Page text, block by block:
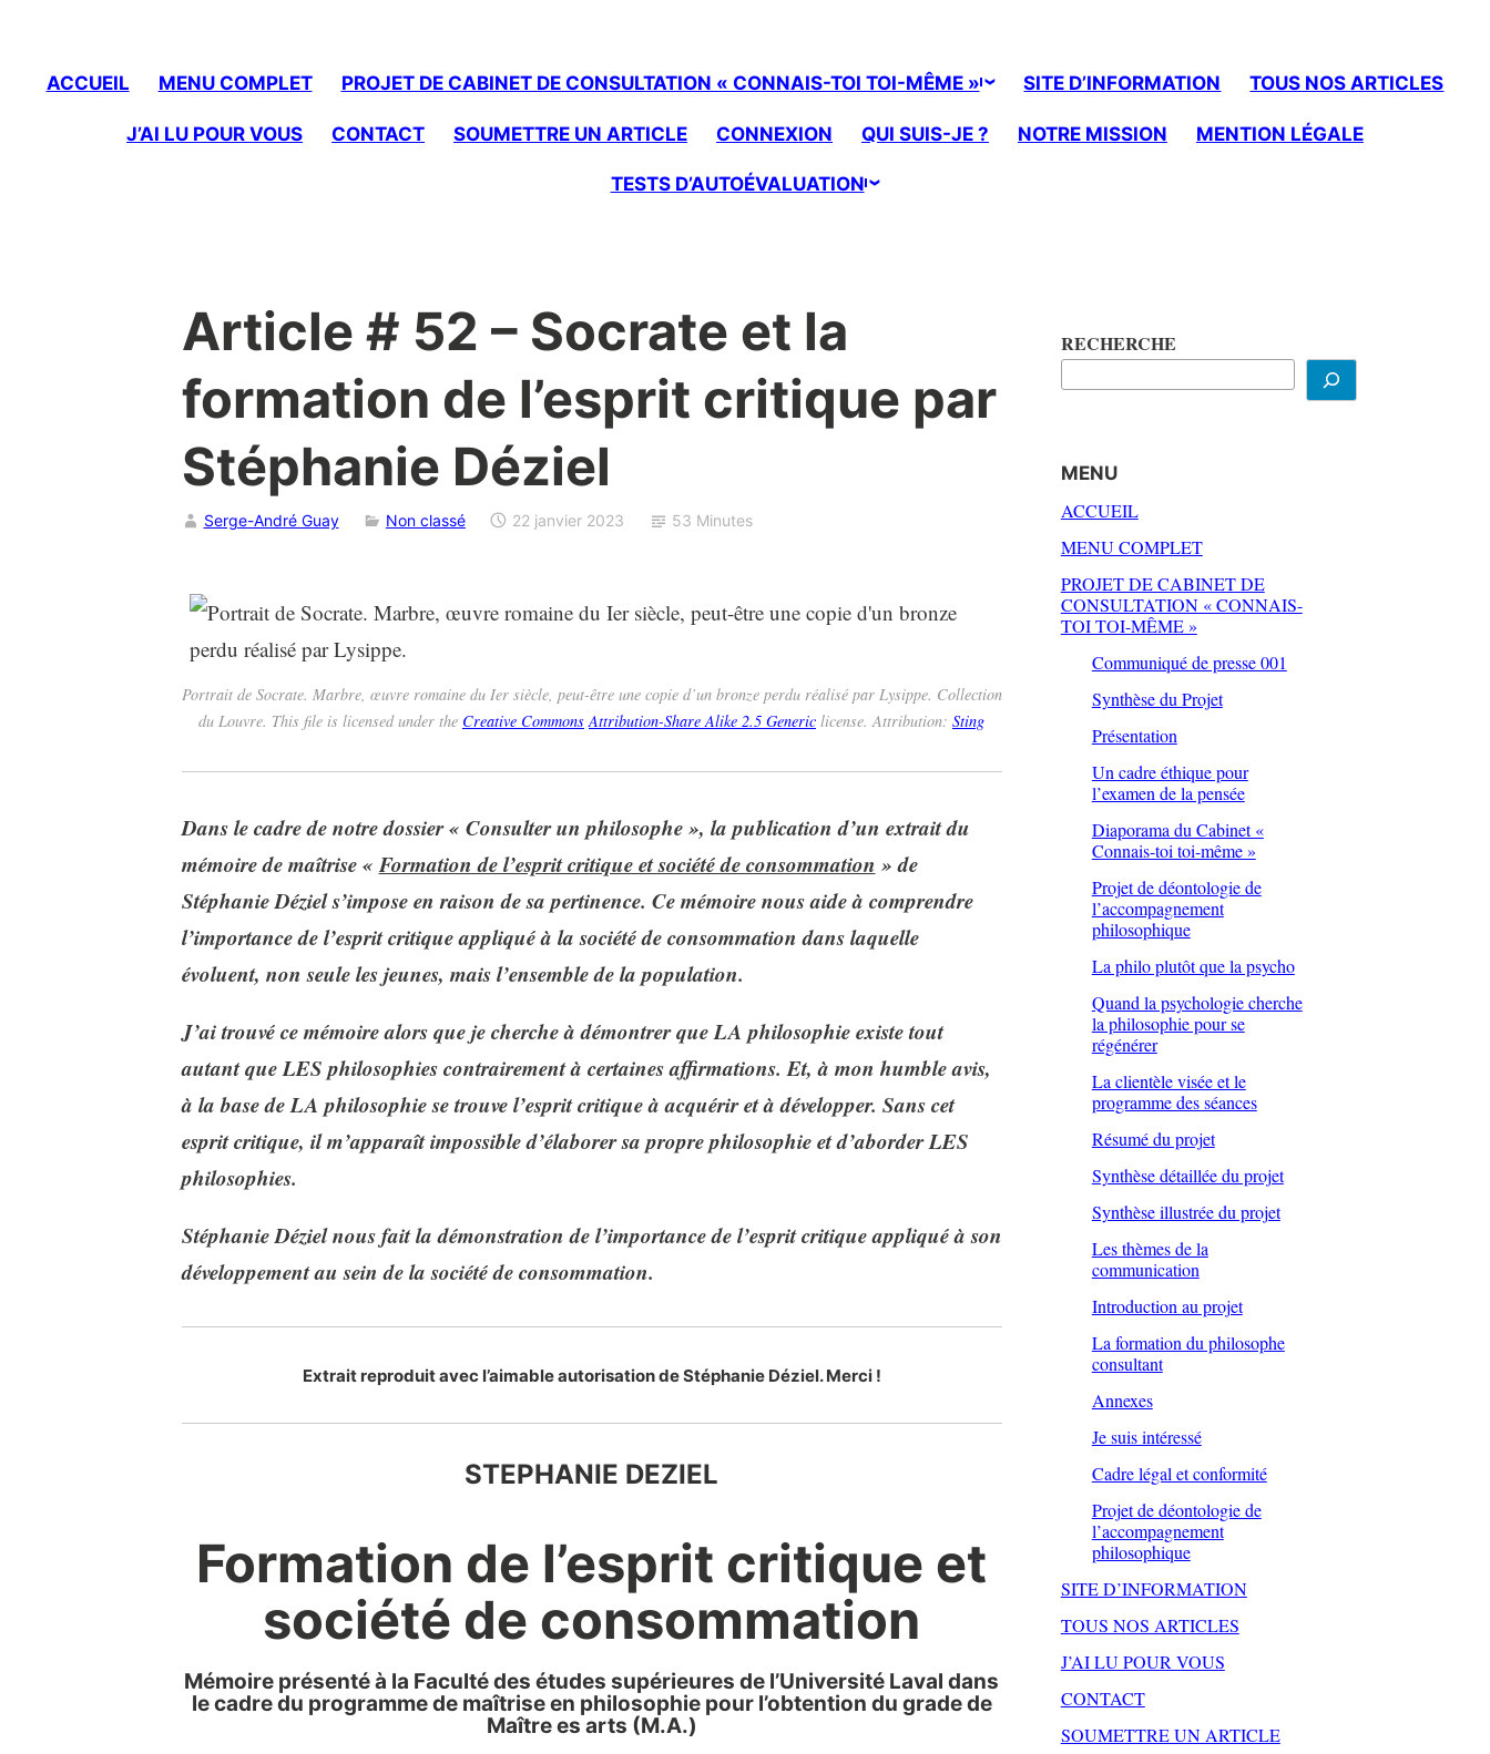
ACCUEIL MENU COMPLET PROJET DE CABINET DE CONSULTATION « CONNAIS-TOI TOI-MÊME » SITE D’INFORMATION TOUS NOS ARTICLES
J’AI LU POUR VOUS CONTACT SOUMETTRE UN ARTICLE CONNEXION QUI SUIS-JE ? NOTRE MISSION MENTION LÉGALE
TESTS D’AUTOÉVALUATION
Article # 52 – Socrate et la
formation de l’esprit critique par
Stéphanie Déziel
Serge-André Guay Non classé 22 janvier 2023 53 Minutes
Portrait de Socrate. Marbre, œuvre romaine du Ier siècle, peut-être une copie d’un bronze perdu réalisé par Lysippe. Collection
du Louvre. This file is licensed under the Creative Commons Attribution-Share Alike 2.5 Generic license. Attribution: Sting
Dans le cadre de notre dossier « Consulter un philosophe », la publication d’un extrait du
mémoire de maîtrise «Formation de l’esprit critique et société de consommation » de
Stéphanie Déziel s’impose en raison de sa pertinence. Ce mémoire nous aide à comprendre
l’importance de l’esprit critique appliqué à la société de consommation dans laquelle
évoluent, non seule les jeunes, mais l’ensemble de la population.
J’ai trouvé ce mémoire alors que je cherche à démontrer que LA philosophie existe tout
autant que LES philosophies contrairement à certaines affirmations. Et, à mon humble avis,
à la base de LA philosophie se trouve l’esprit critique à acquérir et à développer. Sans cet
esprit critique, il m’apparaît impossible d’élaborer sa propre philosophie et d’aborder LES
philosophies.
Stéphanie Déziel nous fait la démonstration de l’importance de l’esprit critique appliqué à son
développement au sein de la société de consommation.
Extrait reproduit avec l’aimable autorisation de Stéphanie Déziel. Merci !
STEPHANIE DEZIEL
Formation de l’esprit critique et
société de consommation
Mémoire présenté à la Faculté des études supérieures de l’Université Laval dans
le cadre du programme de maîtrise en philosophie pour l’obtention du grade de
Maître es arts (M.A.)
RECHERCHE
MENU
ACCUEIL
MENU COMPLET
PROJET DE CABINET DE
CONSULTATION « CONNAIS-
TOI TOI-MÊME »
Communiqué de presse 001
Synthèse du Projet
Présentation
Un cadre éthique pour
l’examen de la pensée
Diaporama du Cabinet «
Connais-toi toi-même »
Projet de déontologie de
l’accompagnement
philosophique
La philo plutôt que la psycho
Quand la psychologie cherche
la philosophie pour se
régénérer
La clientèle visée et le
programme des séances
Résumé du projet
Synthèse détaillée du projet
Synthèse illustrée du projet
Les thèmes de la
communication
Introduction au projet
La formation du philosophe
consultant
Annexes
Je suis intéressé
Cadre légal et conformité
Projet de déontologie de
l’accompagnement
philosophique
SITE D’INFORMATION
TOUS NOS ARTICLES
J’AI LU POUR VOUS
CONTACT
SOUMETTRE UN ARTICLE